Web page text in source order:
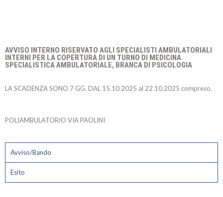
AVVISO INTERNO RISERVATO AGLI SPECIALISTI AMBULATORIALI
INTERNI PER LA COPERTURA DI UN TURNO DI MEDICINA
SPECIALISTICA AMBULATORIALE, BRANCA DI PSICOLOGIA
LA SCADENZA SONO 7 GG. DAL 15.10.2025 al 22.10.2025 compreso.
POLIAMBULATORIO VIA PAOLINI
Avviso/Bando
Esito